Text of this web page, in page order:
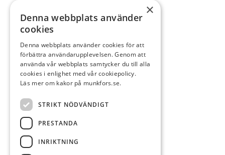
×
Denna webbplats använder
cookies
Denna webbplats använder cookies för att
förbättra användarupplevelsen. Genom att
använda vår webbplats samtycker du till alla
cookies i enlighet med vår cookiepolicy.
Läs mer om kakor på munkfors.se.
STRIKT NÖDVÄNDIGT
PRESTANDA
INRIKTNING